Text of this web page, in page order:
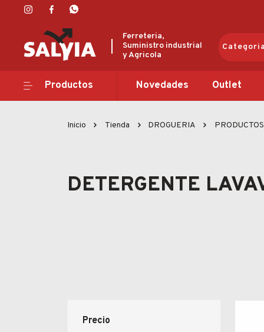
Ferreteria,
Suministro industrial
y Agricola
Productos
Novedades
Productos Novedades Outlet
Inicio Tienda DROGUERIA
DETERGENTE
Precio